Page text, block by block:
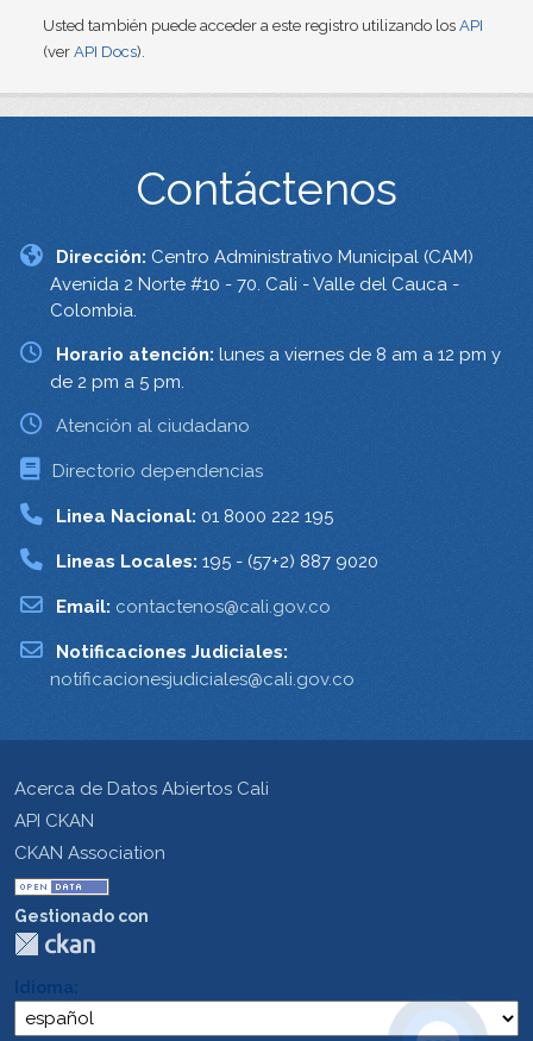
Usted también puede acceder a este registro utilizando los API
(ver API Docs).
Contáctenos
Dirección: Centro Administrativo Municipal (CAM)
Avenida 2 Norte #10 - 70. Cali - Valle del Cauca -
Colombia.
Horario atención: lunes a viernes de 8 am a 12 pm y
de 2 pm a 5 pm.
Atención al ciudadano
Directorio dependencias
Linea Nacional: 01 8000 222 195
Lineas Locales: 195 - (57+2) 887 9020
Email: contactenos@cali.gov.co
Notificaciones Judiciales:
notificacionesjudiciales@cali.gov.co
Acerca de Datos Abiertos Cali
API CKAN
CKAN Association
Gestionado con